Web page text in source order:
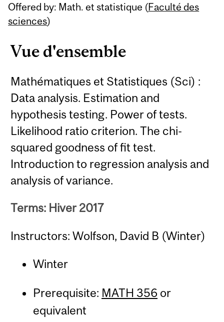
Offered by: Math. et statistique (Faculté des
sciences)
Vue d'ensemble
Mathématiques et Statistiques (Sci) :
Data analysis. Estimation and
hypothesis testing. Power of tests.
Likelihood ratio criterion. The chi-
squared goodness of fit test.
Introduction to regression analysis and
analysis of variance.
Terms: Hiver 2017
Instructors: Wolfson, David B (Winter)
Winter
Prerequisite: MATH 356 or
equivalent